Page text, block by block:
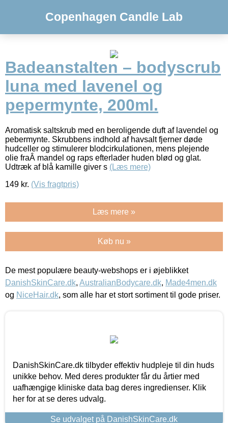
Copenhagen Candle Lab
Badeanstalten – bodyscrub
luna med lavenel og
pepermynte, 200ml.
Aromatisk saltskrub med en beroligende duft af lavendel og
pebermynte. Skrubbens indhold af havsalt fjerner døde
hudceller og stimulerer blodcirkulationen, mens plejende
olie fraÂ mandel og raps efterlader huden blød og glat.
Udtræk af blå kamille giver s (Læs mere)
149 kr. (Vis fragtpris)
Læs mere »
Køb nu »
De mest populære beauty-webshops er i øjeblikket
DanishSkinCare.dk, AustralianBodycare.dk, Made4men.dk
og NiceHair.dk, som alle har et stort sortiment til gode priser.
DanishSkinCare.dk tilbyder effektiv hudpleje til din huds
unikke behov. Med deres produkter får du årtier med
uafhængige kliniske data bag deres ingredienser. Klik
her for at se deres udvalg.
Se udvalget på DanishSkinCare.dk